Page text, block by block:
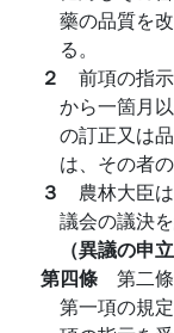
藥の品質を
る。
２ 前項の指
から一箇月
の訂正又は
は、その者
３ 農林大臣
議会の議決
（異議の申立
第四條 第二
第一項の規